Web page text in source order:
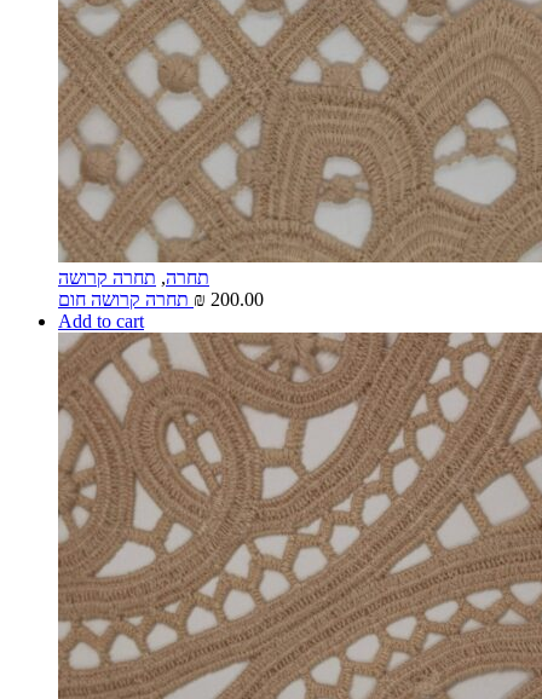
תחרה, תחרה קרושה
₪ 200.00
Add to cart